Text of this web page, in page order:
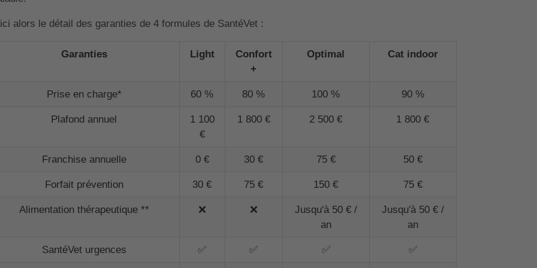
alors le détail des garanties de 4 formules de SantéVet :
Garanties Light
Confort
+
Optimal Cat indoor
Prise en charge* 60 % 80 % 100 % 90 %
Plafond annuel
1 100
€
1 800 € 2 500 € 1 800 €
Franchise annuelle 0 € 30 € 75 € 50 €
Forfait prévention 30 € 75 € 150 € 75 €
Alimentation thérapeutique ** ❌ ❌
Jusqu'à 50 € /
an
Jusqu'à 50 € /
an
SantéVet urgences ✅ ✅ ✅ ✅